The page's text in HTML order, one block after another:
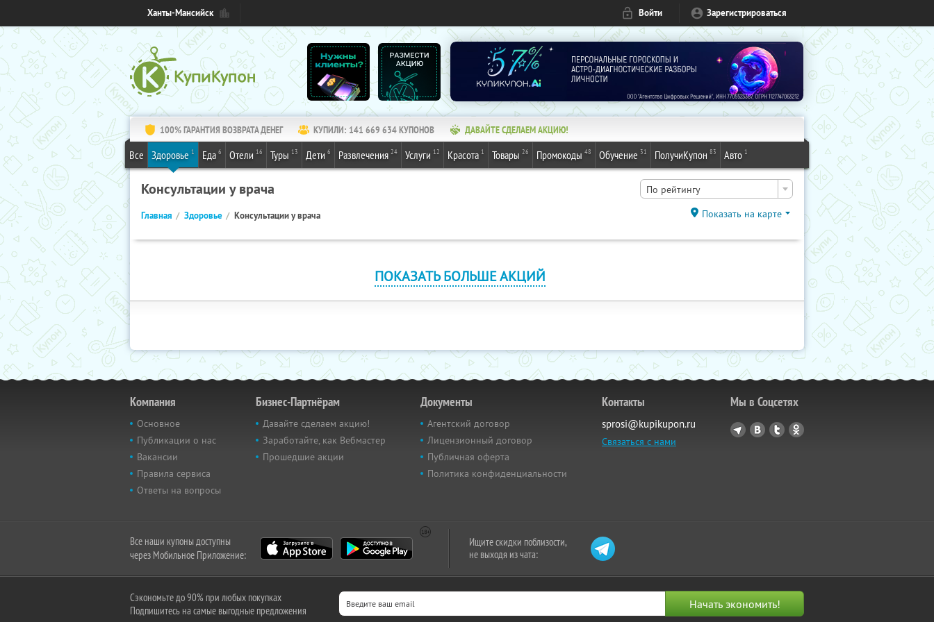
Ханты-Мансийск Войти Зарегистрироваться
100% ГАРАНТИЯ ВОЗВРАТА ДЕНЕГ КУПИЛИ: 141 669 634КУПОНОВ ДАВАЙТЕ СДЕЛАЕМ АКЦИЮ!
Все Здоровье 1 Еда 6 Отели 16 Туры 13 Дети 6 Развлечения 24 Услуги 12 Красота 1 Товары 26 Промокоды 48 Обучение 31 ПолучиКупон 83 Авто 1
Консультации у врача По рейтингу
Главная Здоровье Консультации у врача Показать на карте
ПОКАЗАТЬ БОЛЬШЕ АКЦИЙ
Компания
Основное
Публикации о нас
Вакансии
Правила сервиса
Ответы на вопросы
Бизнес-Партнёрам
Давайте сделаем акцию!
Заработайте, как Вебмастер
Прошедшие акции
Документы
Агентский договор
Лицензионный договор
Публичная оферта
Политика конфиденциальности
Контакты
sprosi@kupikupon.ru
Связаться с нами
Мы в Соцсетях
Все наши купоны доступны
через Мобильное Приложение:
Ищите скидки поблизости,
не выходя из чата:
Сэкономьте до 90% при любых покупках
Подпишитесь на самые выгодные предложения